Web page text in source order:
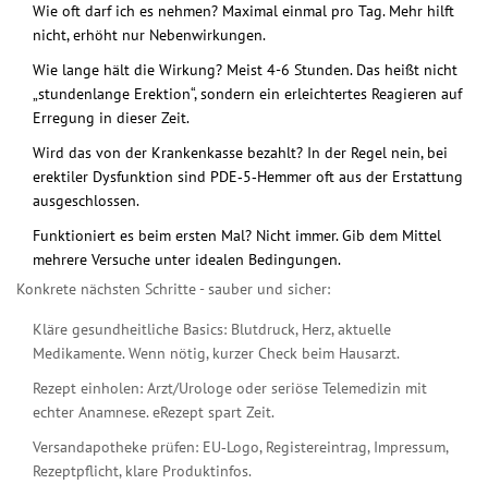
Wie oft darf ich es nehmen? Maximal einmal pro Tag. Mehr hilft
nicht, erhöht nur Nebenwirkungen.
Wie lange hält die Wirkung? Meist 4-6 Stunden. Das heißt nicht
„stundenlange Erektion“, sondern ein erleichtertes Reagieren auf
Erregung in dieser Zeit.
Wird das von der Krankenkasse bezahlt? In der Regel nein, bei
erektiler Dysfunktion sind PDE‑5‑Hemmer oft aus der Erstattung
ausgeschlossen.
Funktioniert es beim ersten Mal? Nicht immer. Gib dem Mittel
mehrere Versuche unter idealen Bedingungen.
Konkrete nächsten Schritte - sauber und sicher:
Kläre gesundheitliche Basics: Blutdruck, Herz, aktuelle
Medikamente. Wenn nötig, kurzer Check beim Hausarzt.
Rezept einholen: Arzt/Urologe oder seriöse Telemedizin mit
echter Anamnese. eRezept spart Zeit.
Versandapotheke prüfen: EU‑Logo, Registereintrag, Impressum,
Rezeptpflicht, klare Produktinfos.